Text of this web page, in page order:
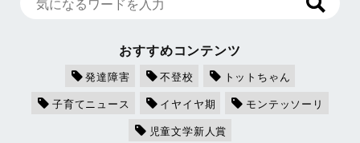
おすすめコンテンツ
発達障害 不登校
トットちゃん
子育てニュース
イヤイヤ期
モンテッソーリ
児童文学新人賞